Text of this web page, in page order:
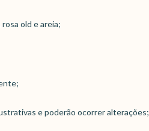
old e areia;
e poderão ocorrer alterações;